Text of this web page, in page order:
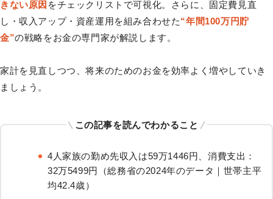
きない原因 をチェックリストで可視化。さらに、固定費見直
し・収入アップ・資産運用を組み合わせた“年間100万円貯
金”の戦略をお金の専門家が解説します。
家計を見直しつつ、将来のためのお金を効率よく増やしていき
ましょう。
この記事を読んでわかること
4人家族の勤め先収入は59万1446円、消費支出：
32万5499円（総務省の2024年のデータ｜世帯主平
均42.4歳）